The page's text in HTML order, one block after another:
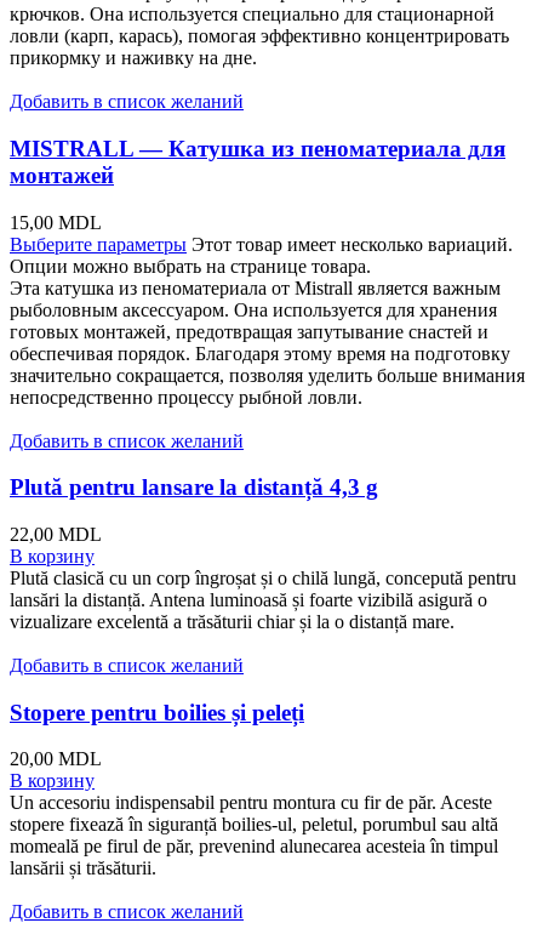
крючков. Она используется специально для стационарной
ловли (карп, карась), помогая эффективно концентрировать
прикормку и наживку на дне.
Добавить в список желаний
MISTRALL — Катушка из пеноматериала для
монтажей
15,00 MDL
Выберите параметры Этот товар имеет несколько вариаций.
Опции можно выбрать на странице товара.
Эта катушка из пеноматериала от Mistrall является важным
рыболовным аксессуаром. Она используется для хранения
готовых монтажей, предотвращая запутывание снастей и
обеспечивая порядок. Благодаря этому время на подготовку
значительно сокращается, позволяя уделить больше внимания
непосредственно процессу рыбной ловли.
Добавить в список желаний
Plută pentru lansare la distanță 4,3 g
22,00 MDL
В корзину
Plută clasică cu un corp îngroșat și o chilă lungă, concepută pentru
lansări la distanță. Antena luminoasă și foarte vizibilă asigură o
vizualizare excelentă a trăsăturii chiar și la o distanță mare.
Добавить в список желаний
Stopere pentru boilies și peleți
20,00 MDL
В корзину
Un accesoriu indispensabil pentru montura cu fir de păr. Aceste
stopere fixează în siguranță boilies-ul, peletul, porumbul sau altă
momeală pe firul de păr, prevenind alunecarea acesteia în timpul
lansării și trăsăturii.
Добавить в список желаний